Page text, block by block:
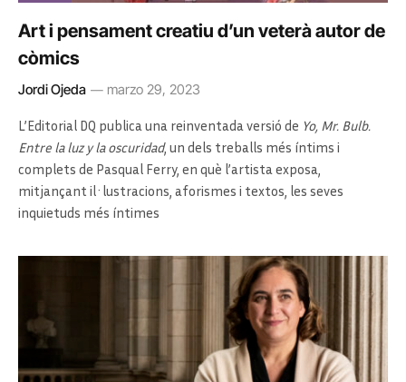
Art i pensament creatiu d’un veterà autor de
còmics
Jordi Ojeda marzo 29, 2023
L’Editorial DQ publica una reinventada versió de Yo, Mr. Bulb.
Entre la luz y la oscuridad, un dels treballs més íntims i
complets de Pasqual Ferry, en què l’artista exposa,
mitjançant il·lustracions, aforismes i textos, les seves
inquietuds més íntimes